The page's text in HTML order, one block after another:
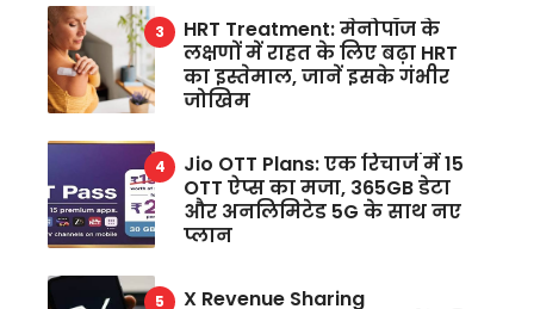
HRT Treatment: मेनोपॉज के
लक्षणों में राहत के लिए बढ़ा HRT
का इस्तेमाल, जानें इसके गंभीर
जोखिम
Jio OTT Plans: एक रिचार्ज में 15
OTT ऐप्स का मजा, 365GB डेटा
और अनलिमिटेड 5G के साथ नए
प्लान
X Revenue Sharing